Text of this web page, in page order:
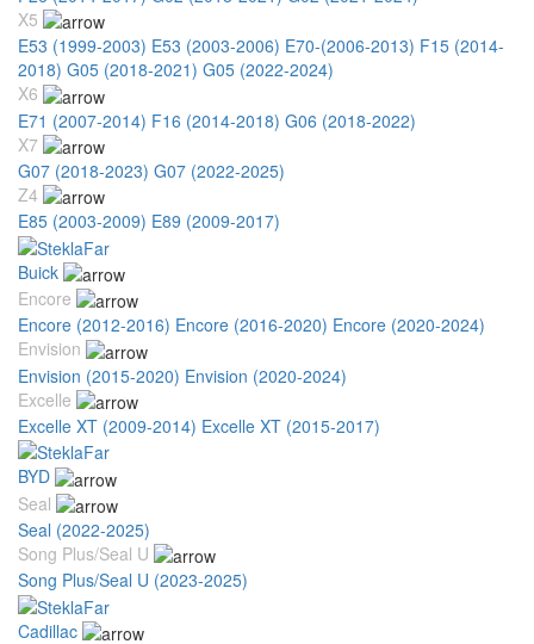
X5
E53 (1999-2003) E53 (2003-2006) E70-(2006-2013) F15 (2014-
2018) G05 (2018-2021) G05 (2022-2024)
X6
E71 (2007-2014) F16 (2014-2018) G06 (2018-2022)
X7
G07 (2018-2023) G07 (2022-2025)
Z4
E85 (2003-2009) E89 (2009-2017)
Buick
Encore
Encore (2012-2016) Encore (2016-2020) Encore (2020-2024)
Envision
Envision (2015-2020) Envision (2020-2024)
Excelle
Excelle XT (2009-2014) Excelle XT (2015-2017)
BYD
Seal
Seal (2022-2025)
Song Plus/Seal U
Song Plus/Seal U (2023-2025)
Cadillac